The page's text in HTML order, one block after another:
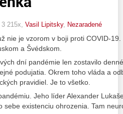
3 215x, Vasil Lipitsky, Nezaradené
nie je vzorom v boji proti COVID-
a Švédskom.
dní pandémie len zostavilo
podujatia. Okrem toho vláda a
pravidiel. Je to všetko.
Jeho líder Alexander
sebe existenciu ohrozenia. Tam